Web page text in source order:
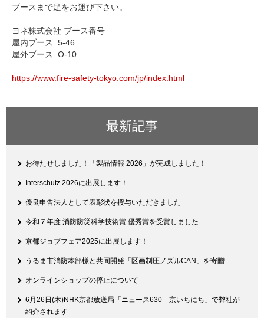
ブースまで足をお運び下さい。
ヨネ株式会社 ブース番号
屋内ブース 5-46
屋外ブース O-10
https://www.fire-safety-tokyo.com/jp/index.html
最新記事
お待たせしました！「製品情報 2026」が完成しました！
Interschutz 2026に出展します！
優良申告法人として表彰状を授与いただきました
令和７年度 消防防災科学技術賞 優秀賞を受賞しました
京都ジョブフェア2025に出展します！
うるま市消防本部様と共同開発「区画制圧ノズルCAN」を寄贈
オンラインショップの停止について
6月26日(木)NHK京都放送局「ニュース630 京いちにち」で弊社が
紹介されます